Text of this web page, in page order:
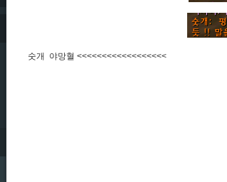
숫개 야망혈 <<<<<<<<<<<<<<<<<<